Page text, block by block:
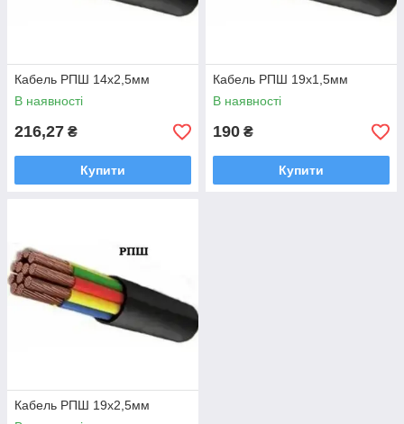
Кабель РПШ 14х2,5мм
В наявності
216,27 ₴
Купити
Кабель РПШ 19х1,5мм
В наявності
190 ₴
Купити
Кабель РПШ 19х2,5мм